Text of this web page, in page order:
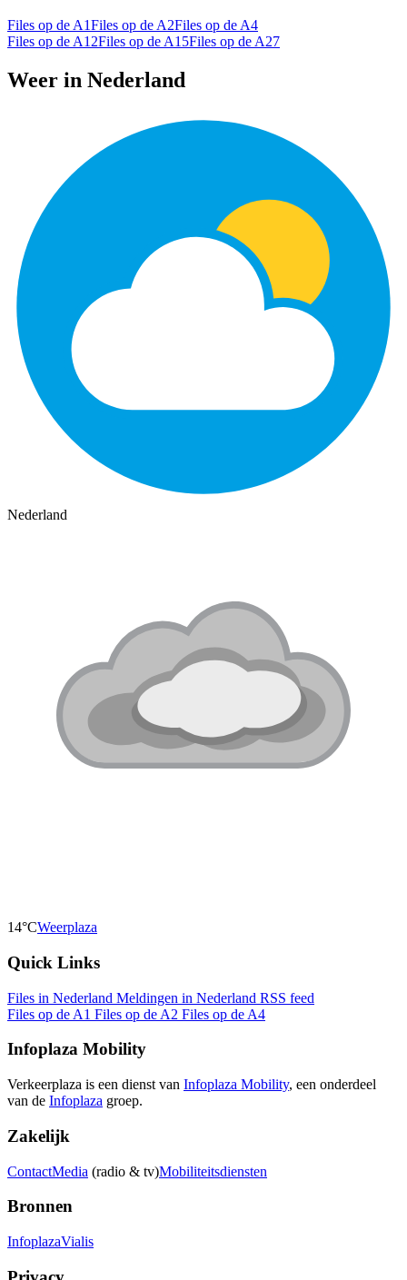
Files op de A1Files op de A2Files op de A4
Files op de A12Files op de A15Files op de A27
Weer in Nederland
Nederland
14°CWeerplaza
Quick Links
Files in Nederland Meldingen in Nederland RSS feed
Files op de A1 Files op de A2 Files op de A4
Infoplaza Mobility
Verkeerplaza is een dienst van Infoplaza Mobility, een onderdeel
van de Infoplaza groep.
Zakelijk
ContactMedia (radio & tv)Mobiliteitsdiensten
Bronnen
InfoplazaVialis